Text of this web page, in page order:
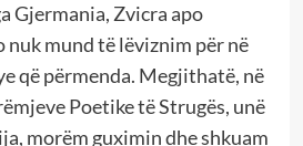
Gjermania, Zvicra apo
nuk mund të lëviznim për në
që përmenda. Megjithatë, në
Poetike të Strugës, unë
morëm guximin dhe shkuam